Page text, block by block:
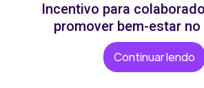
Incentivo para
promover bem-estar
Continuar lendo